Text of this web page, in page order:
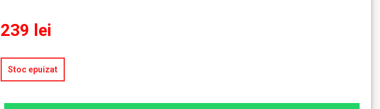
239 lei
Stoc epuizat